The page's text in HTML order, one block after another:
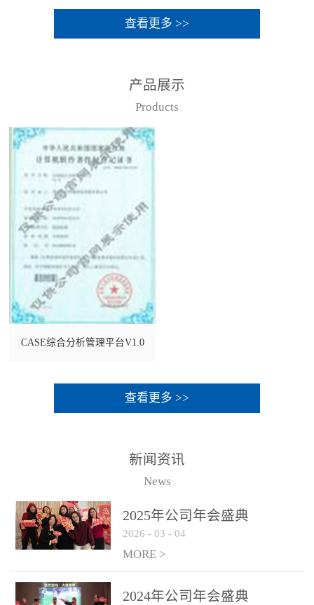
查看更多 >>
产品展示
Products
CASE综合分析管理平台V1.0
查看更多 >>
新闻资讯
News
2025年公司年会盛典
2026 - 03 - 04
MORE >
2024年公司年会盛典